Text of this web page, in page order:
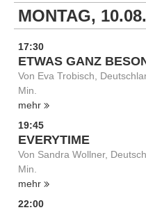
MONTAG,
17:30
ETWAS GANZ
Von Eva Trobisch,
Min.
mehr
19:45
EVERYTIME
Von Sandra Wollner,
Min.
mehr
22:00